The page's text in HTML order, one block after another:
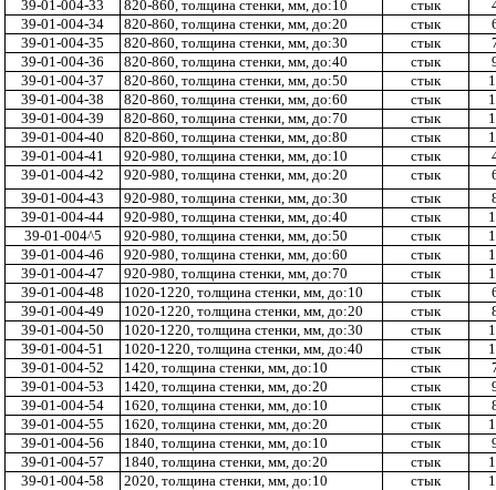
39-01-004-33 820-860, толщина стенки, мм, до:10 стык
39-01-004-34
820-860, толщина стенки, мм, до:20 стык
39-01-004-35
820-860, толщина стенки, мм, до:30 стык
39-01-004-36
820-860, толщина стенки, мм, до:40 стык
39-01-004-37
820-860, толщина стенки, мм, до:50 стык
39-01-004-38
820-860, толщина стенки, мм, до:60 стык
39-01-004-39
820-860, толщина стенки, мм, до:70 стык
39-01-004-40
820-860, толщина стенки, мм, до:80 стык
39-01-004-41
920-980, толщина стенки, мм, до:10 стык
39-01-004-42
920-980, толщина стенки, мм, до:20 стык
39-01-004-43
920-980, толщина стенки, мм, до:30 стык
39-01-004-44
920-980, толщина стенки, мм, до:40 стык
39-01-004^5
920-980, толщина стенки, мм, до:50 стык
39-01-004-46
920-980, толщина стенки, мм, до:60 стык
39-01-004-47
920-980, толщина стенки, мм, до:70 стык
39-01-004-48
1020-1220, толщина стенки, мм, до:10 стык
39-01-004-49
1020-1220, толщина стенки, мм, до:20 стык
39-01-004-50
1020-1220, толщина стенки, мм, до:30 стык
39-01-004-51
1020-1220, толщина стенки, мм, до:40 стык
39-01-004-52
1420, толщина стенки, мм, до:10 стык
39-01-004-53
1420, толщина стенки, мм, до:20 стык
39-01-004-54
1620, толщина стенки, мм, до:10 стык
39-01-004-55
1620, толщина стенки, мм, до:20 стык
39-01-004-56
1840, толщина стенки, мм, до:10 стык
39-01-004-57
1840, толщина стенки, мм, до:20 стык
39-01-004-58
2020, толщина стенки, мм, до:10 стык